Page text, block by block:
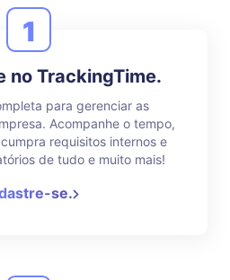
1
no TrackingTime.
para gerenciar as
Acompanhe o tempo,
requisitos internos e
de tudo e muito mais!
se.